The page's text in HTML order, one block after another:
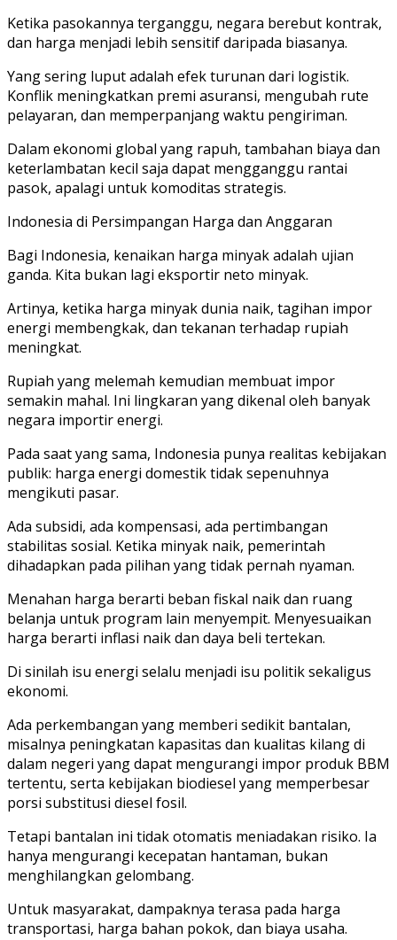
Ketika pasokannya terganggu, negara berebut kontrak,
dan harga menjadi lebih sensitif daripada biasanya.
Yang sering luput adalah efek turunan dari logistik.
Konflik meningkatkan premi asuransi, mengubah rute
pelayaran, dan memperpanjang waktu pengiriman.
Dalam ekonomi global yang rapuh, tambahan biaya dan
keterlambatan kecil saja dapat mengganggu rantai
pasok, apalagi untuk komoditas strategis.
Indonesia di Persimpangan Harga dan Anggaran
Bagi Indonesia, kenaikan harga minyak adalah ujian
ganda. Kita bukan lagi eksportir neto minyak.
Artinya, ketika harga minyak dunia naik, tagihan impor
energi membengkak, dan tekanan terhadap rupiah
meningkat.
Rupiah yang melemah kemudian membuat impor
semakin mahal. Ini lingkaran yang dikenal oleh banyak
negara importir energi.
Pada saat yang sama, Indonesia punya realitas kebijakan
publik: harga energi domestik tidak sepenuhnya
mengikuti pasar.
Ada subsidi, ada kompensasi, ada pertimbangan
stabilitas sosial. Ketika minyak naik, pemerintah
dihadapkan pada pilihan yang tidak pernah nyaman.
Menahan harga berarti beban fiskal naik dan ruang
belanja untuk program lain menyempit. Menyesuaikan
harga berarti inflasi naik dan daya beli tertekan.
Di sinilah isu energi selalu menjadi isu politik sekaligus
ekonomi.
Ada perkembangan yang memberi sedikit bantalan,
misalnya peningkatan kapasitas dan kualitas kilang di
dalam negeri yang dapat mengurangi impor produk BBM
tertentu, serta kebijakan biodiesel yang memperbesar
porsi substitusi diesel fosil.
Tetapi bantalan ini tidak otomatis meniadakan risiko. Ia
hanya mengurangi kecepatan hantaman, bukan
menghilangkan gelombang.
Untuk masyarakat, dampaknya terasa pada harga
transportasi, harga bahan pokok, dan biaya usaha.